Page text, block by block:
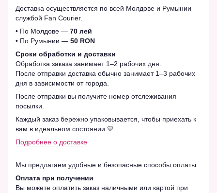
Доставка осуществляется по всей Молдове и Румынии
службой Fan Courier.
• По Молдове — 70 лей
• По Румынии — 50 RON
Сроки обработки и доставки
Обработка заказа занимает 1–2 рабочих дня.
После отправки доставка обычно занимает 1–3 рабочих
дня в зависимости от города.
После отправки вы получите номер отслеживания
посылки.
Каждый заказ бережно упаковывается, чтобы приехать к
вам в идеальном состоянии 💛
Подробнее о доставке
Мы предлагаем удобные и безопасные способы оплаты.
Оплата при получении
Вы можете оплатить заказ наличными или картой при